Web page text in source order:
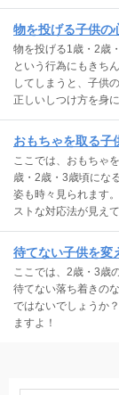
物を投げる子供の
物を投げる1歳・2歳
という行為にもきち
してしまうと、子供
正しいしつけ方を身
おもちゃを取る子
ここでは、おもちゃ
歳・2歳・3歳頃にな
姿も時々見られます
ストな対応法が見え
待てない子供を変
ここでは、2歳・3歳
待てない落ち着きの
ではないでしょうか
ますよ！